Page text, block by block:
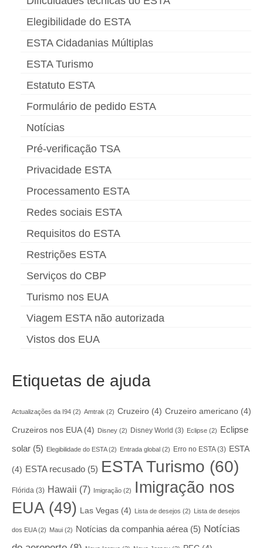
Elegibilidade do ESTA
ESTA Cidadanias Múltiplas
ESTA Turismo
Estatuto ESTA
Formulário de pedido ESTA
Notícias
Pré-verificação TSA
Privacidade ESTA
Processamento ESTA
Redes sociais ESTA
Requisitos do ESTA
Restrições ESTA
Serviços do CBP
Turismo nos EUA
Viagem ESTA não autorizada
Vistos dos EUA
Etiquetas de ajuda
Actualizações da I94 (2) Amtrak (2) Cruzeiro (4) Cruzeiro americano (4)
Cruzeiros nos EUA(4) Disney (2) Disney World (3) Eclipse (2)
Eclipse
solar (5) Elegibilidade do ESTA(2) Entrada global (2) Erro no ESTA(3) ESTA
(4) ESTA recusado (5) ESTA Turismo (60)
Flórida (3) Hawaii (7) Imigração (2)
Imigração nos
EUA(49) Las Vegas (4) Lista de desejos (2) Lista de desejos
dos EUA(2) Maui (2) Notícias da companhia aérea (5) Notícias